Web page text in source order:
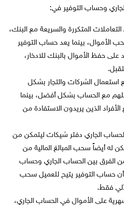
وحساب التوفير في:
المتكررة والسريعة مع البنك،
الأموال، بينما يعد حساب التوفير
حفظ الأموال بالبنك للادخار،
استعمال الشركات والتجار بشكل
مع الحساب بشكل أفضل، بينما
الذين يريدون الاستفادة من
الجاري دفتر شيكات ليتمكن من
له أيضاً سحب المبالغ المالية من
الفرق بين الحساب الجاري وحساب
حساب التوفير يتيح للعميل سحب
فقط.
على الأموال في الحساب الجاري،